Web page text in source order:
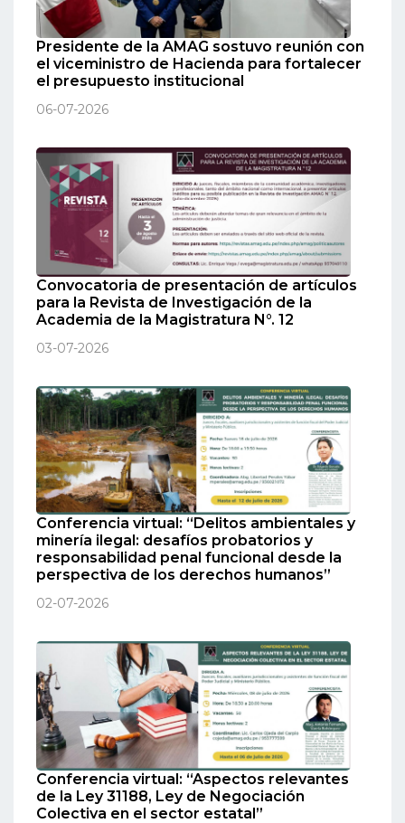
Presidente de la AMAG sostuvo reunión con
el viceministro de Hacienda para fortalecer
el presupuesto institucional
06-07-2026
Convocatoria de presentación de artículos
para la Revista de Investigación de la
Academia de la Magistratura N°. 12
03-07-2026
Conferencia virtual: “Delitos ambientales y
minería ilegal: desafíos probatorios y
responsabilidad penal funcional desde la
perspectiva de los derechos humanos”
02-07-2026
Conferencia virtual: “Aspectos relevantes
de la Ley 31188, Ley de Negociación
Colectiva en el sector estatal”